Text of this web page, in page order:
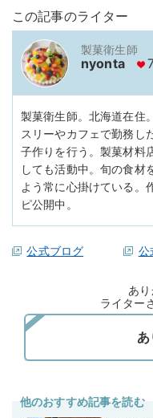
この記事のライター
製菓衛生師
nyonta
製菓衛生師。北海道在住
スリーやカフェで勤務し
子作りを行う。製菓材料
しても活動中。旬の食材
よう常に心掛けている。
ピ公開中。
公式ブログ 公
あ
ライター
他のおすすめ記事を読む